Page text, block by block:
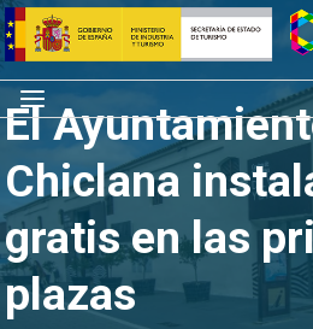
Saltar
al
contenido
Inicio
Menú
El
Chiclana
gratis en las
plazas